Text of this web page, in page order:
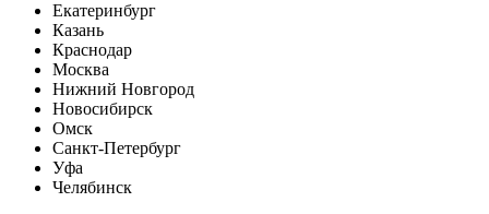
Екатеринбург
Казань
Краснодар
Москва
Нижний Новгород
Новосибирск
Омск
Санкт-Петербург
Уфа
Челябинск